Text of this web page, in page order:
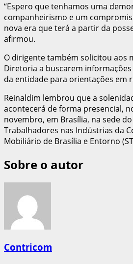
“Espero que tenhamos uma
companheirismo e um
nova era que terá a partir da
afirmou.
O dirigente também solicitou aos
Diretoria a buscarem
da entidade para orientações em
Reinaldim lembrou que a
acontecerá de forma presencial,
novembro, em Brasília, na sede
Trabalhadores nas Indústrias da
Mobiliário de Brasília e Entorno
Sobre o autor
Contricom